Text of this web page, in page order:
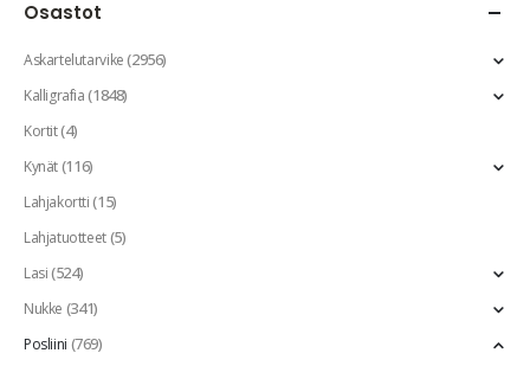
Osastot
Askartelutarvike(2956)
Kalligrafia(1848)
Kortit(4)
Kynät(116)
Lahjakortti(15)
Lahjatuotteet(5)
Lasi(524)
Nukke (341)
Posliini (769)